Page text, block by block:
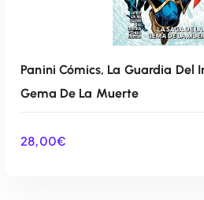
Panini Cómics, La Guardia Del
Gema De La Muerte
28,00€